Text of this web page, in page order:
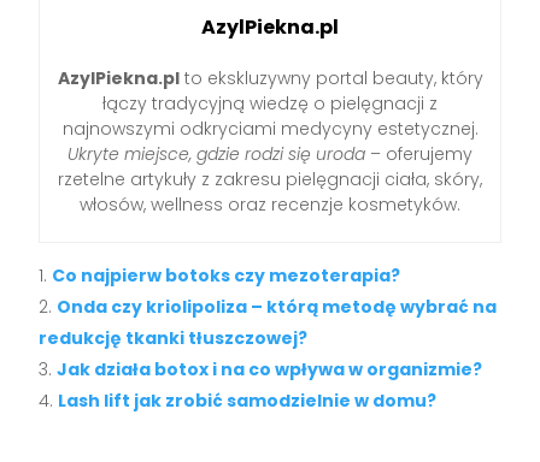
AzylPiekna.pl
AzylPiekna.plto ekskluzywny portal beauty, który
łączy tradycyjną wiedzę o pielęgnacji z
najnowszymi odkryciami medycyny estetycznej.
Ukryte miejsce, gdzie rodzi się uroda – oferujemy
rzetelne artykuły z zakresu pielęgnacji ciała, skóry,
włosów, wellness oraz recenzje kosmetyków.
Co najpierw botoks czy mezoterapia?
Onda czy kriolipoliza – którą metodę wybrać na
redukcję tkanki tłuszczowej?
Jak działa botox i na co wpływa w organizmie?
Lash lift jak zrobić samodzielnie w domu?